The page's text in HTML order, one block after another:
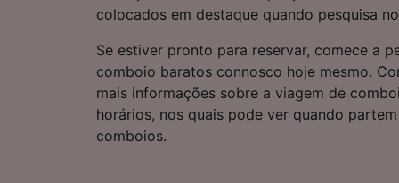
colocados em destaque quando pesquisa
Se estiver pronto para reservar, comece a
comboio baratos connosco hoje mesmo.
mais informações sobre a viagem de
horários, nos quais pode ver quando
comboios.
Lista